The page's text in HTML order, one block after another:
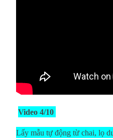
Video 4/10
Lấy mẫu tự động từ chai, lọ